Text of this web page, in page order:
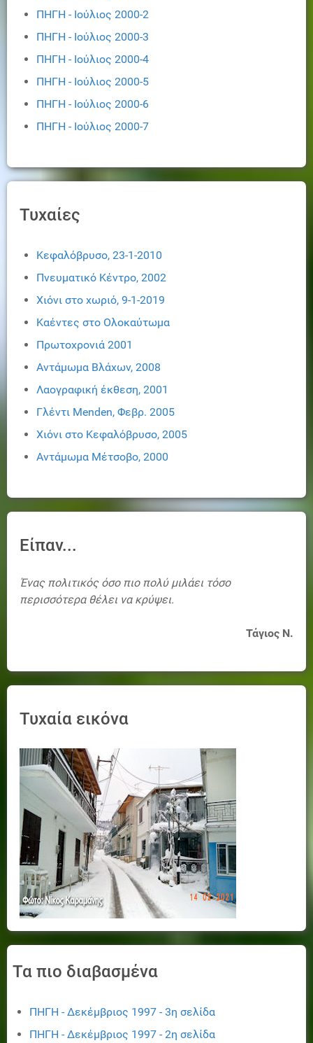
ΠΗΓΗ - Ιούλιος 2000-2
ΠΗΓΗ - Ιούλιος 2000-3
ΠΗΓΗ - Ιούλιος 2000-4
ΠΗΓΗ - Ιούλιος 2000-5
ΠΗΓΗ - Ιούλιος 2000-6
ΠΗΓΗ - Ιούλιος 2000-7
Τυχαίες
Κεφαλόβρυσο, 23-1-2010
Πνευματικό Κέντρο, 2002
Χιόνι στο χωριό, 9-1-2019
Καέντες στο Ολοκαύτωμα
Πρωτοχρονιά 2001
Αντάμωμα Βλάχων, 2008
Λαογραφική έκθεση, 2001
Γλέντι Menden, Φεβρ. 2005
Χιόνι στο Κεφαλόβρυσο, 2005
Αντάμωμα Μέτσοβο, 2000
Είπαν...
Ένας πολιτικός όσο πιο πολύ μιλάει τόσο
περισσότερα θέλει να κρύψει.
Τάγιος Ν.
Τυχαία εικόνα
Τα πιο διαβασμένα
ΠΗΓΗ - Δεκέμβριος 1997 - 3η σελίδα
ΠΗΓΗ - Δεκέμβριος 1997 - 2η σελίδα